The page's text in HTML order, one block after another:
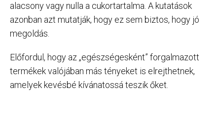
alacsony vagy nulla a cukortartalma. A kutatások
azonban azt mutatják, hogy ez sem biztos, hogy jó
megoldás.
Előfordul, hogy az „egészségesként” forgalmazott
termékek valójában más tényeket is elrejthetnek,
amelyek kevésbé kívánatossá teszik őket.